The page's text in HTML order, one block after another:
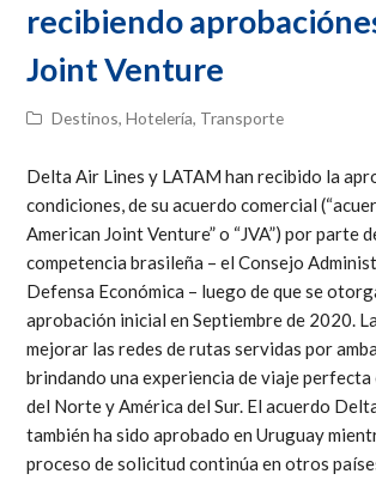
recibiendo
Joint Venture
Destinos,Hotelería, Transporte
Delta Air Lines y LATAM han recibido la
condiciones, de su acuerdo comercial
American Joint Venture” o “JVA”) por parte
competencia brasileña – el Consejo
Defensa Económica – luego de que se
aprobación inicial en Septiembre de 2020.
mejorar las redes de rutas servidas por
brindando una experiencia de viaje perfecta
del Norte y América del Sur. El acuerdo
también ha sido aprobado en Uruguay
proceso de solicitud continúa en otros